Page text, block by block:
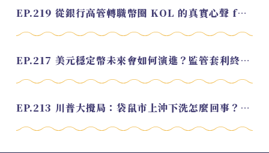
EP.219 從銀行高管轉職幣圈 KOL 的真實心聲 feat.龜大
EP.217 美元穩定幣未來會如何演進？監管套利終將收斂？feat. 研究員 余哲安
EP.213 川普大攪局：袋鼠市上沖下洗怎麼回事？feat. Alvin